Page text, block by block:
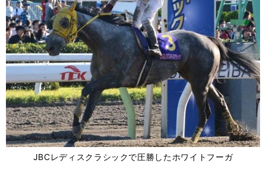
JBCレディスクラシックで圧勝したホワイトフーガ